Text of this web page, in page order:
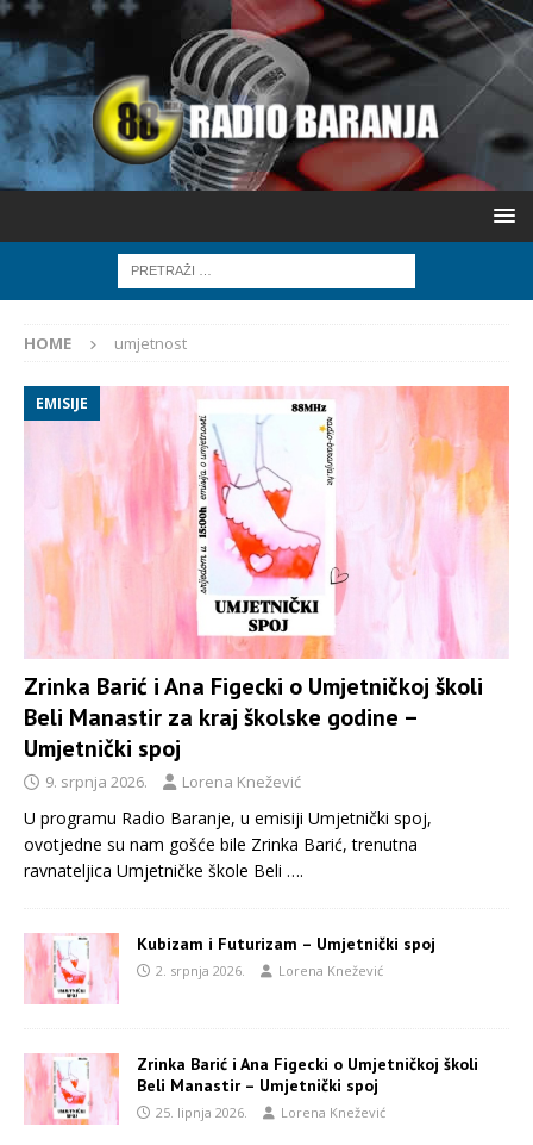
HOME umjetnost
EMISIJE
Zrinka Barić i Ana Figecki o Umjetničkoj školi
Beli Manastir za kraj školske godine –
Umjetnički spoj
9. srpnja 2026. Lorena Knežević
U programu Radio Baranje, u emisiji Umjetnički spoj,
ovotjedne su nam gošće bile Zrinka Barić, trenutna
ravnateljica Umjetničke škole Beli ….
Kubizam i Futurizam – Umjetnički spoj
2. srpnja 2026. Lorena Knežević
Zrinka Barić i Ana Figecki o Umjetničkoj školi
Beli Manastir – Umjetnički spoj
25. lipnja 2026. Lorena Knežević